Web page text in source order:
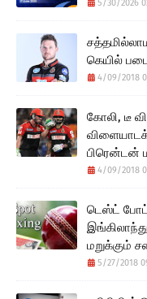
5/30/2026
கெயில்
4/09/2018
கோலி, டீ
பிரென்டன்
4/09/2018
டெஸ்ட்
மறுக்கும்
5/27/2018